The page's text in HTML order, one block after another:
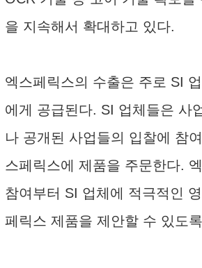
을 지속해서 확대하고 있다.
엑스페릭스의 수출은 주로 SI
에게 공급된다. SI 업체들은 사
나 공개된 사업들의 입찰에 참
스페릭스에 제품을 주문한다.
참여부터 SI 업체에 적극적인
페릭스 제품을 제안할 수 있도